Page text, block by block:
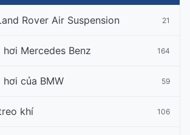
Rover Air Suspension 21
Mercedes Benz 164
của BMW 59
khí 106